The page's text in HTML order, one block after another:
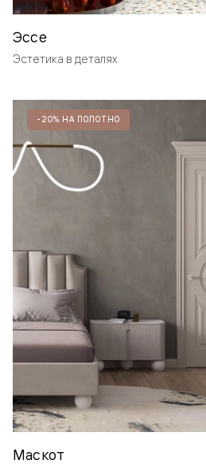
Эссе
Эстетика в деталях
-20% НА ПОЛОТНО
Маскот